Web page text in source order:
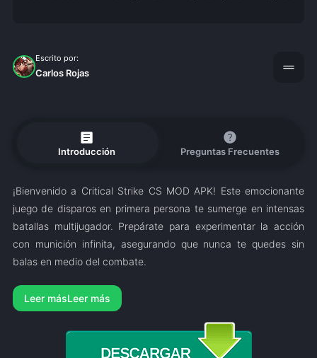
Escrito por:
Carlos Rojas drag_handle
article
Introducción
help
Preguntas Frecuentes
¡Bienvenido a Critical Strike CS MOD APK! Este emocionante
juego de disparos en primera persona te sumerge en intensas
batallas multijugador. Prepárate para experimentar la acción
con munición infinita, asegurando que nunca te quedes sin
balas en medio del combate.
Leer más